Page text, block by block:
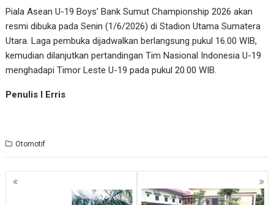
Piala Asean U-19 Boys’ Bank Sumut Championship 2026 akan
resmi dibuka pada Senin (1/6/2026) di Stadion Utama Sumatera
Utara. Laga pembuka dijadwalkan berlangsung pukul 16.00 WIB,
kemudian dilanjutkan pertandingan Tim Nasional Indonesia U-19
menghadapi Timor Leste U-19 pada pukul 20.00 WIB.
Penulis I Erris
Otomotif
Navigasi